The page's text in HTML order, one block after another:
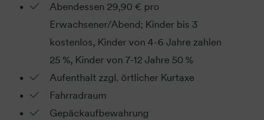
Abendessen 29,90 € pro
Erwachsener/Abend; Kinder bis 3
kostenlos, Kinder von 4-6 Jahre zahlen
25 %, Kinder von 7-12 Jahre 50 %
Aufenthalt zzgl. örtlicher Kurtaxe
Fahrradraum
Gepäckaufbewahrung